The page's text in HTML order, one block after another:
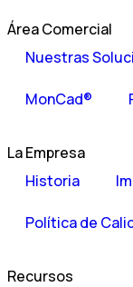
Área Comercial
Nuestras
MonCad®
La Empresa
Historia
Política de
Recursos